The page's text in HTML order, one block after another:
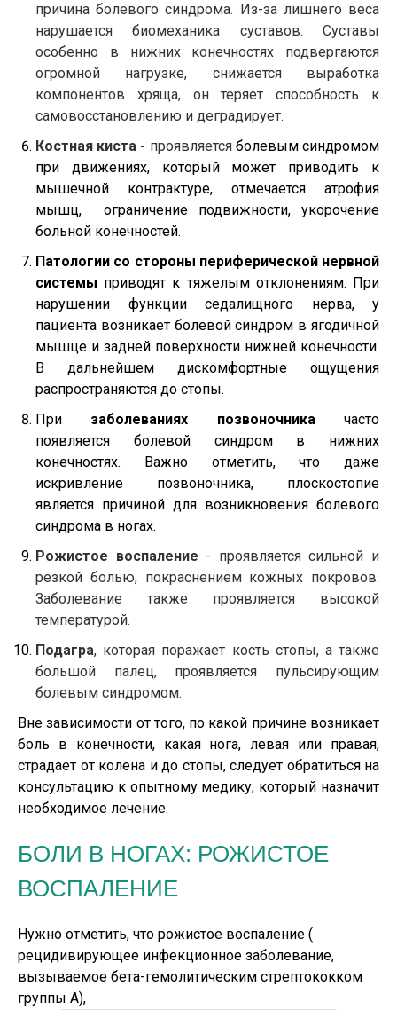
причина болевого синдрома. Из-за лишнего веса
нарушается биомеханика суставов. Суставы
особенно в нижних конечностях подвергаются
огромной нагрузке, снижается выработка
компонентов хряща, он теряет способность к
самовосстановлению и деградирует.
Костная киста - проявляется болевым синдромом
при движениях, который может приводить к
мышечной контрактуре, отмечается атрофия
мышц, ограничение подвижности, укорочение
больной конечностей.
Патологии со стороны периферической нервной
системы приводят к тяжелым отклонениям. При
нарушении функции седалищного нерва, у
пациента возникает болевой синдром в ягодичной
мышце и задней поверхности нижней конечности.
В дальнейшем дискомфортные ощущения
распространяются до стопы.
При заболеваниях позвоночникачасто
появляется болевой синдром в нижних
конечностях. Важно отметить, что даже
искривление позвоночника, плоскостопие
является причиной для возникновения болевого
синдрома в ногах.
Рожистое воспаление - проявляется сильной и
резкой болью, покраснением кожных покровов.
Заболевание также проявляется высокой
температурой.
Подагра, которая поражает кость стопы, а также
большой палец, проявляется пульсирующим
болевым синдромом.
Вне зависимости от того, по какой причине возникает
боль в конечности, какая нога, левая или правая,
страдает от колена и до стопы, следует обратиться на
консультацию к опытному медику, который назначит
необходимое лечение.
БОЛИ В НОГАХ: РОЖИСТОЕ
ВОСПАЛЕНИЕ
Нужно отметить, что рожистое воспаление (
рецидивирующее инфекционное заболевание,
вызываемое бета-гемолитическим стрептококком
группы A),